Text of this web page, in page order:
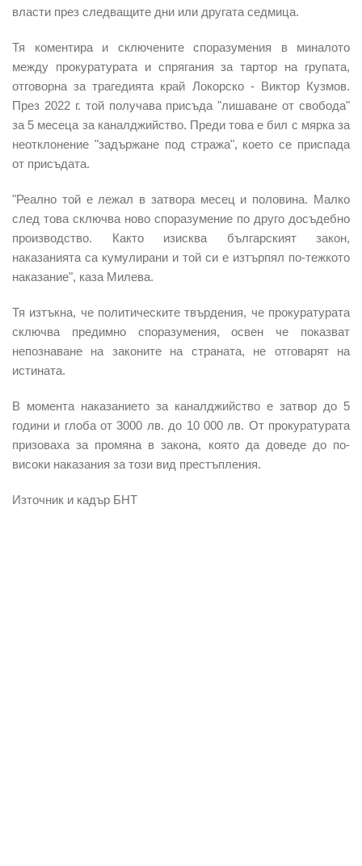
власти през следващите дни или другата седмица.
Тя коментира и сключените споразумения в миналото
между прокуратурата и спрягания за тартор на групата,
отговорна за трагедията край Локорско - Виктор Кузмов.
През 2022 г. той получава присъда "лишаване от свобода"
за 5 месеца за каналджийство. Преди това е бил с мярка за
неотклонение "задържане под стража", което се приспада
от присъдата.
"Реално той е лежал в затвора месец и половина. Малко
след това сключва ново споразумение по друго досъдебно
производство. Както изисква българският закон,
наказанията са кумулирани и той си е изтърпял по-тежкото
наказание", каза Милева.
Тя изтъкна, че политическите твърдения, че прокуратурата
сключва предимно споразумения, освен че показват
непознаване на законите на страната, не отговарят на
истината.
В момента наказанието за каналджийство е затвор до 5
години и глоба от 3000 лв. до 10 000 лв. От прокуратурата
призоваха за промяна в закона, която да доведе до по-
високи наказания за този вид престъпления.
Източник и кадър БНТ